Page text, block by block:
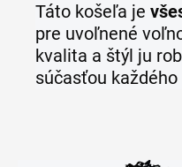
Táto košeľa je
pre uvoľnené
kvalita a štýl ju
súčasťou